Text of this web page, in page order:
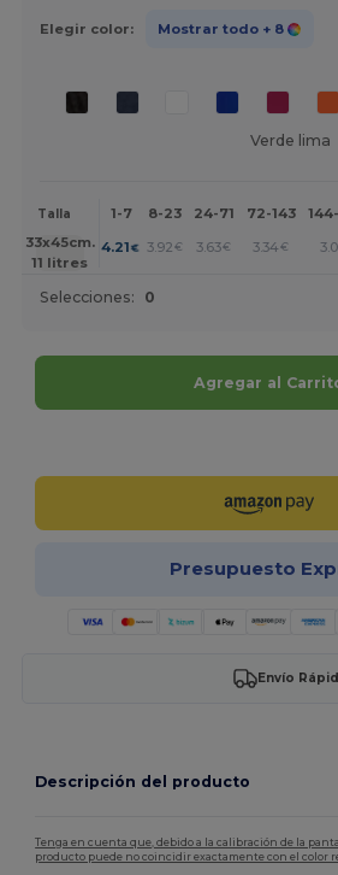
Elegir color: Mostrar todo + 8
Verde lima
Talla 1-7 8-23 24-71 72-143
33x45cm.
11 litres
4.21 € 3.92€ 3.63€ 3.34 €
Selecciones: 0
Agregar al
Presupuesto
Envío
Descripción del producto
Tenga en cuenta que, debido a la calibración de la
producto puede no coincidir exactamente con el color